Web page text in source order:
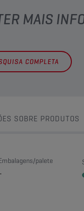
MAIS
COMPLETA
SOBRE PRODUTOS
palete